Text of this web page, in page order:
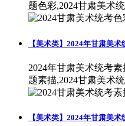
题色彩,2024甘肃美术
【美术类】2024年甘肃美
2024年甘肃美术统考
题素描,2024甘肃美术
【美术类】2024年甘肃美